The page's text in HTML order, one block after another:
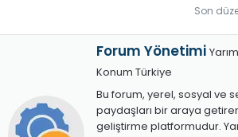
Son
Y
z
a
r
Forum Yönetimi
Konum Türkiye
Bu forum, yerel, sosyal ve
paydaşları bir araya
geliştirme platformudur.